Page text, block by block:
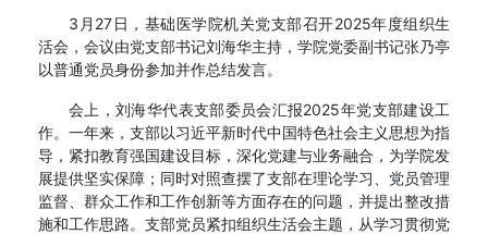
3月27日，基础医学院机关党支部召开2025年度组织生
活会，会议由党支部书记刘海华主持，学院党委副书记张乃亭
以普通党员身份参加并作总结发言。
会上，刘海华代表支部委员会汇报2025年党支部建设工
作。一年来，支部以习近平新时代中国特色社会主义思想为指
导，紧扣教育强国建设目标，深化党建与业务融合，为学院发
展提供坚实保障；同时对照查摆了支部在理论学习、党员管理
监督、群众工作和工作创新等方面存在的问题，并提出整改措
施和工作思路。支部党员紧扣组织生活会主题，从学习贯彻党